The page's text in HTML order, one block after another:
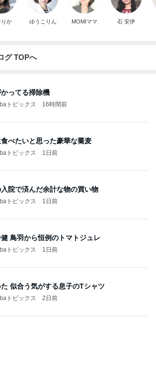
りか ゆうこりん MOMIママ 石 安伊
グ TOPへ
ってる掃除機
トピックス 16時間前
べたいと思った豪華な蕎麦
トピックス 1日前
院で済んだ余計な物の買い物
トピックス 1日前
鳥羽から恒例のトマトジュレ
トピックス 1日前
似合う気がする息子のTシャツ
トピックス 2日前